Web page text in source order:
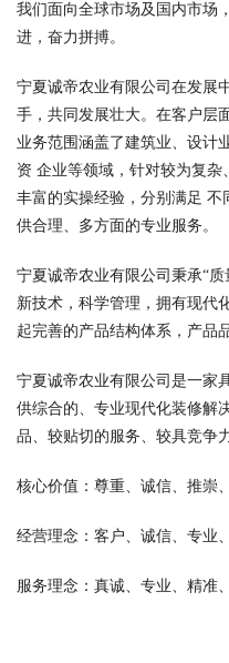
我们面向全球市场及国内市场
进，奋力拼搏。
宁夏诚帝农业有限公司在发展
手，共同发展壮大。在客户层
业务范围涵盖了建筑业、设计
资 企业等领域，针对较为复
丰富的实操经验，分别满足
供合理、多方面的专业服务。
宁夏诚帝农业有限公司秉承“
新技术，科学管理，拥有现代
起完善的产品结构体系，产品
宁夏诚帝农业有限公司是一家
供综合的、专业现代化装修解
品、较贴切的服务、较具竞争
核心价值：尊重、诚信、推崇
经营理念：客户、诚信、专业
服务理念：真诚、专业、精准